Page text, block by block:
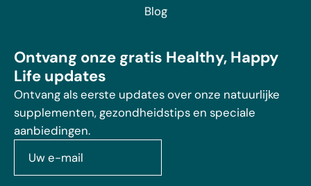
Blog
Ontvang onze gratis Healthy, Happy
Life updates
Ontvang als eerste updates over onze natuurlijke
supplementen, gezondheidstips en speciale
aanbiedingen.